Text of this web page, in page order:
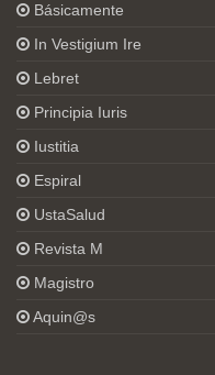
Básicamente
In Vestigium Ire
Lebret
Principia Iuris
Iustitia
Espiral
UstaSalud
Revista M
Magistro
Aquin@s